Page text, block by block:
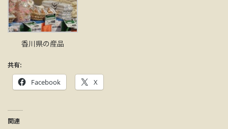
香川県の産品
共有:
Facebook X
関連